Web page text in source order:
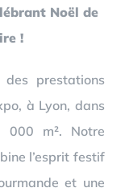
Noël de
!
prestations
à Lyon, dans
m². Notre
l’esprit festif
et une